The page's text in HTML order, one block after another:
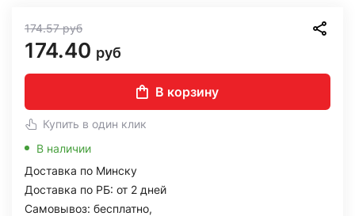
174.57руб
174.40 руб
В корзину
Купить в один клик
В наличии
Доставка по Минску
Доставка по РБ: от 2 дней
Самовывоз: бесплатно,